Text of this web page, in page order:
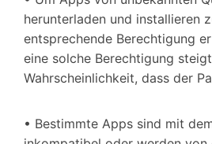
herunterladen und installieren
entsprechende Berechtigung
eine solche Berechtigung
Wahrscheinlichkeit, dass der
• Bestimmte Apps sind mit